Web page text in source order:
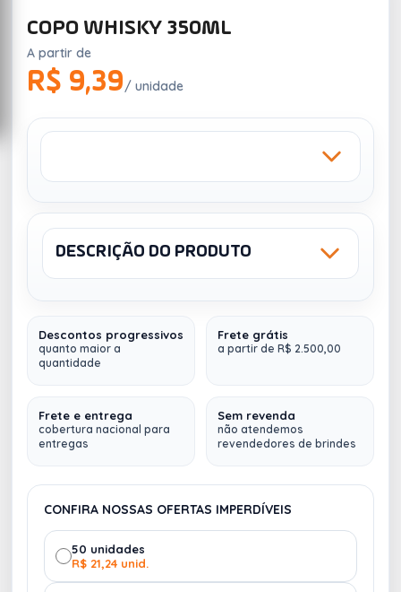
COPO WHISKY 350ML
A partir de
R$ 9,39/ unidade
DESCRIÇÃO DO PRODUTO
O Copo 350ml Whisky Pub é uma excelente opção
para personalizar e servir bebidas como whisky,
Quant. Mínima: 100 unidades
Descontos progressivos
quanto maior a
quantidade
Frete grátis
a partir de R$ 2.500,00
Frete e entrega
cobertura nacional para
entregas
Sem revenda
não atendemos
revendedores de brindes
CONFIRA NOSSAS OFERTAS IMPERDÍVEIS
50 unidades
R$ 21,24 unid.